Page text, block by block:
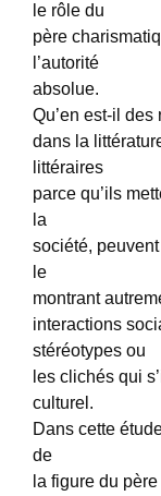
le rôle du
père
l’autorité
absolue.
Qu’en est-il
dans la
littéraires
parce qu’ils
la
société,
le
montrant
interactions
stéréotypes ou
les clichés qui
culturel.
Dans cette
de
la figure du